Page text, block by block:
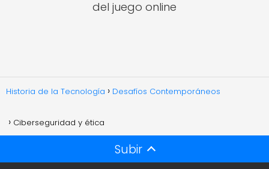
del juego online
Historia de la Tecnología Desafíos Contemporáneos
Ciberseguridad y ética
Subir